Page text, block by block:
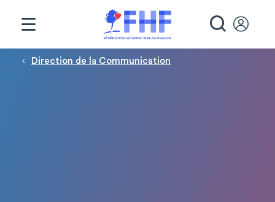
Fil d'Ariane
Direction de la Communication
Panneau de gestion des cookies